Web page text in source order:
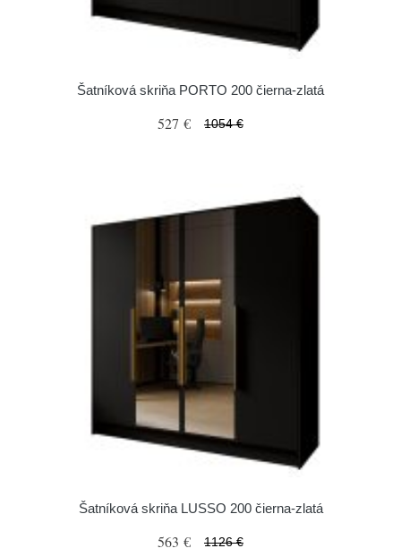
Šatníková skriňa PORTO 200 čierna-zlatá
527 € 1054 €
Šatníková skriňa LUSSO 200 čierna-zlatá
563 € 1126 €